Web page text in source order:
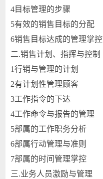
4目标管理的步骤
5有效的销售目标的分配
6销售目标达成的管理掌控
二.销售计划、指挥与控制
1行销与管理的计划
2有计划性管理顾客
3工作指令的下达
4工作命令与报告的管理
5部属的工作职务分析
6部属行动管理与准则
7部属的时间管理掌控
三.业务人员激励与管理